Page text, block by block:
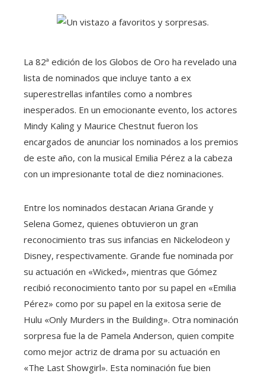
La 82ª edición de los Globos de Oro ha revelado una
lista de nominados que incluye tanto a ex
superestrellas infantiles como a nombres
inesperados. En un emocionante evento, los actores
Mindy Kaling y Maurice Chestnut fueron los
encargados de anunciar los nominados a los premios
de este año, con la musical Emilia Pérez a la cabeza
con un impresionante total de diez nominaciones.
Entre los nominados destacan Ariana Grande y
Selena Gomez, quienes obtuvieron un gran
reconocimiento tras sus infancias en Nickelodeon y
Disney, respectivamente. Grande fue nominada por
su actuación en «Wicked», mientras que Gómez
recibió reconocimiento tanto por su papel en «Emilia
Pérez» como por su papel en la exitosa serie de
Hulu «Only Murders in the Building». Otra nominación
sorpresa fue la de Pamela Anderson, quien compite
como mejor actriz de drama por su actuación en
«The Last Showgirl». Esta nominación fue bien